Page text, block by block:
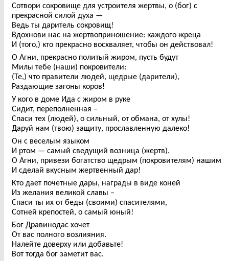
Сотвори сокровище для устроителя жертвы, о (бог) с
прекрасной силой духа —
Ведь ты даритель сокровищ!
Вдохнови нас на жертвоприношение: каждого жреца
И (того,) кто прекрасно восхваляет, чтобы он действовал!
О Агни, прекрасно политый жиром, пусть будут
Милы тебе (наши) покровители:
(Те,) что правители людей, щедрые (дарители),
Раздающие загоны коров!
У кого в доме Ида с жиром в руке
Сидит, переполненная –
Спаси тех (людей), о сильный, от обмана, от хулы!
Даруй нам (твою) защиту, прославленную далеко!
Он с веселым языком
И ртом — самый сведущий возница (жертв).
О Агни, привези богатство щедрым (покровителям) нашим
И сделай вкусным жертвенный дар!
Кто дает почетные дары, награды в виде коней
Из желания великой славы –
Спаси ты их от беды (своими) спасителями,
Сотней крепостей, о самый юный!
Бог Дравинодас хочет
От вас полного возлияния.
Налейте доверху или добавьте!
Вот тогда бог заметит вас.